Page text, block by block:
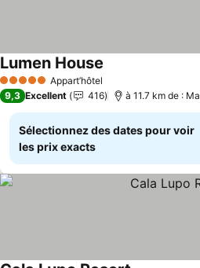
5 Étoiles Appart’hôtel
Lumen House
9,3 Excellent 416 à 11.7 km de :
Sélectionnez des dates pour voir
les prix exacts